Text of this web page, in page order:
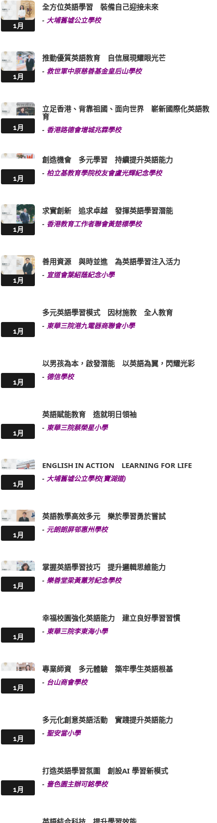
1月
全方位英語學習 裝備自己迎接未來
- 大埔舊墟公立學校
1月
推動優質英語教育 自信展現耀眼光芒
- 救世軍中原慈善基金皇后山學校
1月
立足香港、背靠祖國、面向世界 嶄新國際化英語教
育
- 香港路德會增城兆霖學校
1月
創造機會 多元學習 持續提升英語能力
- 柏立基教育學院校友會盧光輝紀念學校
1月
求實創新 追求卓越 發揮英語學習潛能
- 香港教育工作者聯會黃楚標學校
1月
善用資源 與時並進 為英語學習注入活力
- 宣道會葉紹蔭紀念小學
1月
多元英語學習模式 因材施教 全人教育
- 東華三院港九電器商聯會小學
1月
以男孩為本，啟發潛能 以英語為翼，閃耀光彩
- 德信學校
1月
英語賦能教育 造就明日領袖
- 東華三院蔡榮星小學
1月
ENGLISH IN ACTION LEARNING FOR LIFE
- 大埔舊墟公立學校(寶湖道)
1月
英語教學高效多元 樂於學習勇於嘗試
- 元朗朗屏邨惠州學校
1月
掌握英語學習技巧 提升邏輯思維能力
- 樂善堂梁黃蕙芳紀念學校
1月
幸福校園強化英語能力 建立良好學習習慣
- 東華三院李東海小學
1月
專業師資 多元體驗 築牢學生英語根基
- 台山商會學校
1月
多元化創意英語活動 實踐提升英語能力
- 聖安當小學
1月
打造英語學習氛圍 創設AI 學習新模式
- 嗇色園主辦可銘學校